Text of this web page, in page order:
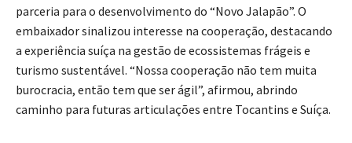
parceria para o desenvolvimento do “Novo Jalapão”. O
embaixador sinalizou interesse na cooperação, destacando
a experiência suíça na gestão de ecossistemas frágeis e
turismo sustentável. “Nossa cooperação não tem muita
burocracia, então tem que ser ágil”, afirmou, abrindo
caminho para futuras articulações entre Tocantins e Suíça.